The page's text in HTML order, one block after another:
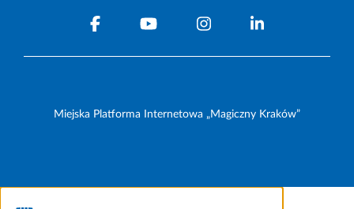
Miejska Platforma Internetowa „Magiczny Kraków”